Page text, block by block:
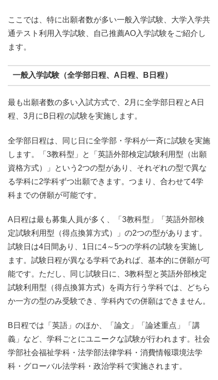
ここでは、特に出願者数が多い一般入学試験、大学入学共
通テスト利用入学試験、自己推薦AO入学試験をご紹介し
ます。
一般入学試験（全学部日程、A日程、B日程）
最も出願者数の多い入試方式で、2月に全学部日程とA日
程、3月にB日程の試験を実施します。
全学部日程は、同じ日に全学部・学科が一斉に試験を実施
します。「3教科型」と「英語外部検定試験利用型（出願
資格方式）」という2つの型があり、それぞれの型で異な
る学科に2学科ずつ出願できます。つまり、合わせて4学
科までの併願が可能です。
A日程は最も募集人員が多く、「3教科型」「英語外部検
定試験利用型（得点換算方式）」の2つの型があります。
試験日は4日間あり、1日に4～5つの学科の試験を実施し
ます。試験日程が異なる学科であれば、基本的に併願が可
能です。ただし、同じ試験日に、3教科型と英語外部検定
試験利用型（得点換算方式）を両方行う学科では、どちら
か一方の型のみ受験でき、学科内での併願はできません。
B日程では「英語」のほか、「論文」「論述重点」「講
義」など、学科ごとにユニークな試験が行われます。社会
学部社会福祉学科・法学部法律学科・消費情報環境法学
科・グローバル法学科・政治学科で実施されます。